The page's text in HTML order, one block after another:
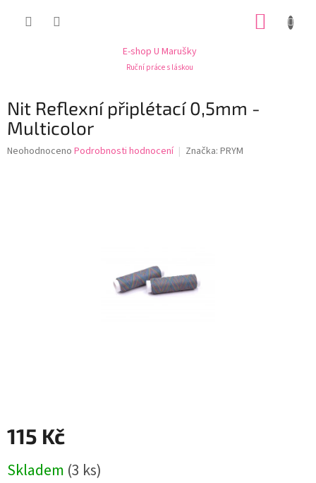
E-shop U Marušky
Ruční práce s láskou
Nit Reflexní připlétací 0,5mm -
Multicolor
Průměrné
Neohodnoceno Podrobnosti hodnocení Značka: PRYM
115 Kč
cena:
Skladem (3 ks)